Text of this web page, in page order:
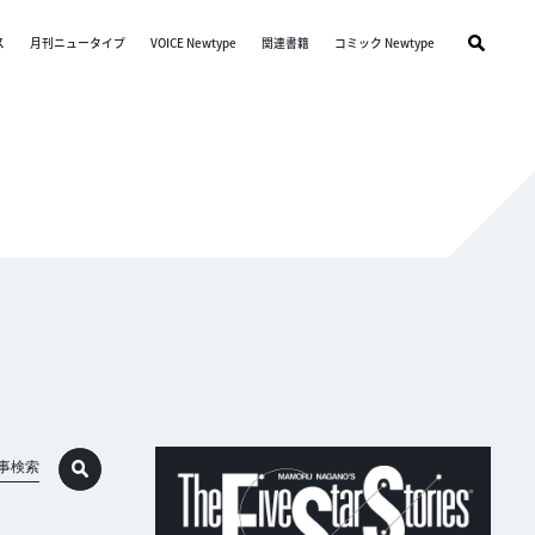
月刊ニュータイプ VOICE Newtype 関連書籍 コミック Newtype
検索